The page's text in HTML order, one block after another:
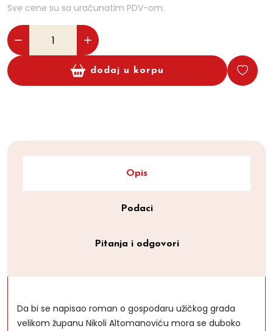
Sve cene su sa uračunatim PDV-om.
dodaj u korpu
Opis
Podaci
Pitanja i odgovori
Da bi se napisao roman o gospodaru užičkog grada
velikom županu Nikoli Altomanoviću mora se duboko